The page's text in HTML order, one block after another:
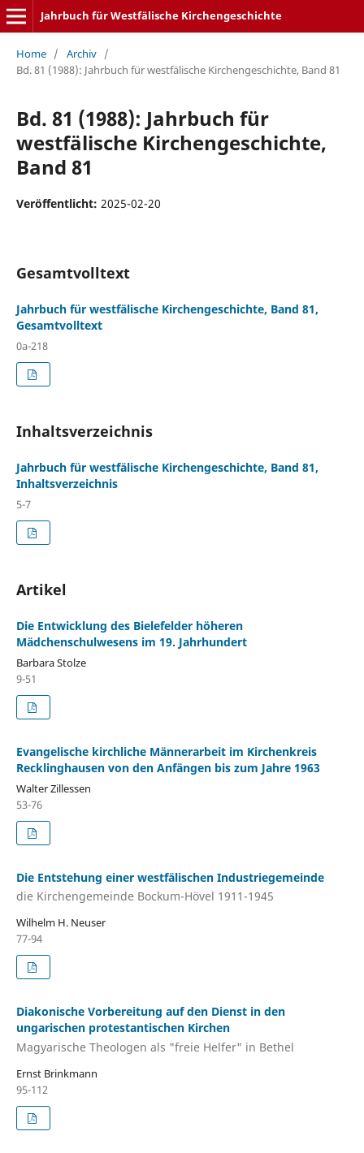
Jahrbuch für Westfälische Kirchengeschichte
Home / Archiv /
Bd. 81 (1988): Jahrbuch für westfälische Kirchengeschichte, Band 81
Bd. 81 (1988): Jahrbuch für
westfälische Kirchengeschichte,
Band 81
Veröffentlicht: 2025-02-20
Gesamtvolltext
Jahrbuch für westfälische Kirchengeschichte, Band 81,
Gesamtvolltext
0a-218
Inhaltsverzeichnis
Jahrbuch für westfälische Kirchengeschichte, Band 81,
Inhaltsverzeichnis
5-7
Artikel
Die Entwicklung des Bielefelder höheren
Mädchenschulwesens im 19. Jahrhundert
Barbara Stolze
9-51
Evangelische kirchliche Männerarbeit im Kirchenkreis
Recklinghausen von den Anfängen bis zum Jahre 1963
Walter Zillessen
53-76
Die Entstehung einer westfälischen Industriegemeinde
die Kirchengemeinde Bockum-Hövel 1911-1945
Wilhelm H. Neuser
77-94
Diakonische Vorbereitung auf den Dienst in den
ungarischen protestantischen Kirchen
Magyarische Theologen als "freie Helfer" in Bethel
Ernst Brinkmann
95-112